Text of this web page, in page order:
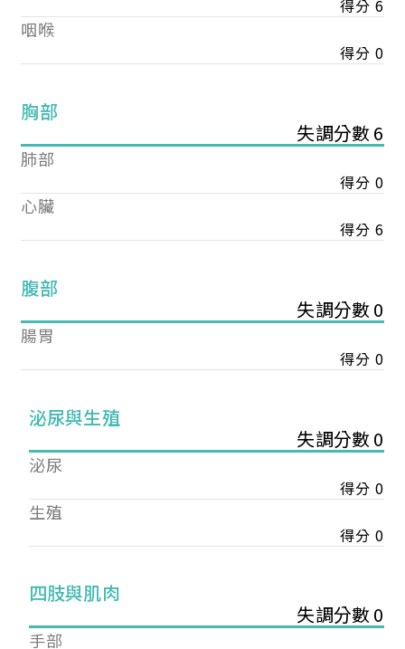
得分 6
咽喉
得分 0
胸部
失調分數 6
肺部
得分 0
心臟
得分 6
腹部
失調分數 0
腸胃
得分 0
泌尿與生殖
失調分數 0
泌尿
得分 0
生殖
得分 0
四肢與肌肉
失調分數 0
手部
您已成功送出會員申請
您好，您的會員申請，已成功送出，經本協會理事